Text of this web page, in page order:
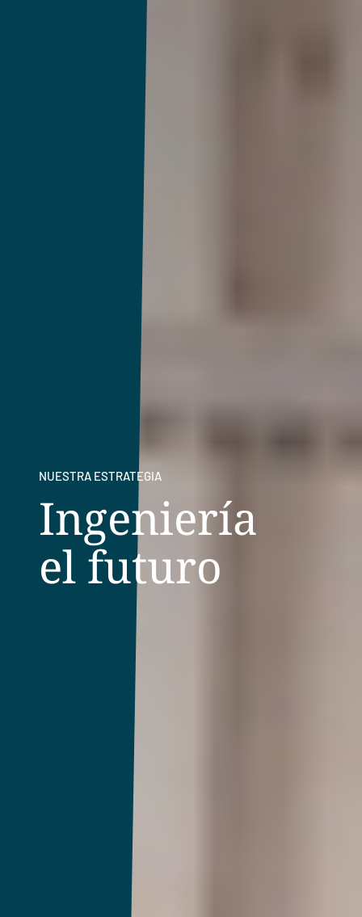
NUESTRA ESTRATEGIA
Ingeniería
el futuro